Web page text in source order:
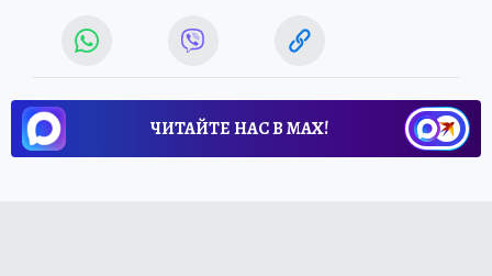
ЧИТАЙТЕ НАС В МАХ!